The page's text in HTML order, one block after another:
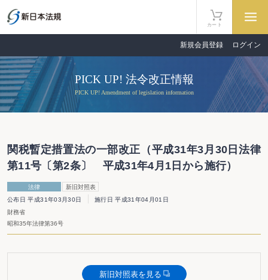
カート
新規会員登録 ログイン
PICK UP! 法令改正情報
PICK UP! Amendment of legislation information
関税暫定措置法の一部改正（平成31年3月30日法律
第11号〔第2条〕 平成31年4月1日から施行）
法律
新旧対照表
公布日 平成31年03月30日
施行日 平成31年04月01日
財務省
昭和35年法律第36号
新旧対照表を見る